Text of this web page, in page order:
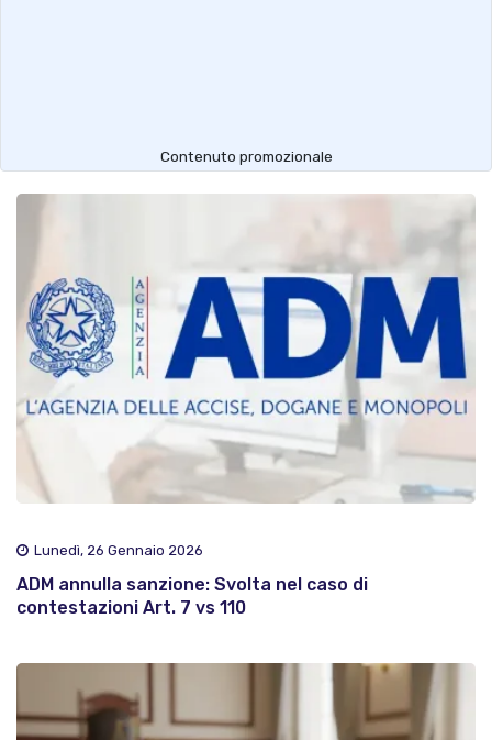
Contenuto promozionale
Lunedì, 26 Gennaio 2026
ADM annulla sanzione: Svolta nel caso di
contestazioni Art. 7 vs 110